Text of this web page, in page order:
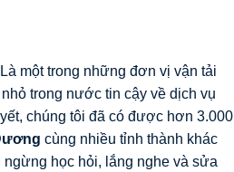
một trong những đơn vị vận tải
trong nước tin cậy về dịch vụ
chúng tôi đã có được hơn 3.000
cùng nhiều tỉnh thành khác
học hỏi, lắng nghe và sửa